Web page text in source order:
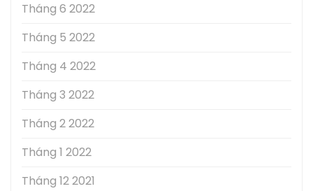
Tháng 6 2022
Tháng 5 2022
Tháng 4 2022
Tháng 3 2022
Tháng 2 2022
Tháng 1 2022
Tháng 12 2021